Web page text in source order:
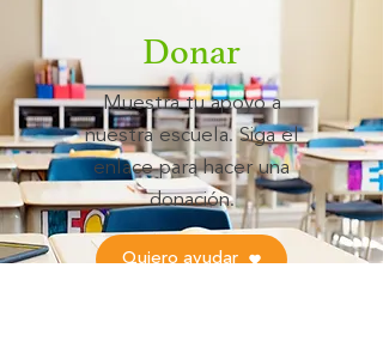
Donar
Muestra tu apoyo a
nuestra escuela. Siga el
enlace para hacer una
donación.
Quiero ayudar